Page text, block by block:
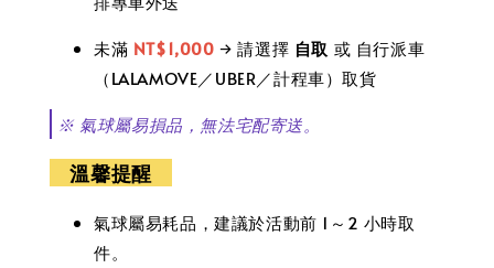
未滿 NT$1,000 → 請選擇 自取 或 自行派車
（LALAMOVE／UBER／計程車）取貨
※ 氣球屬易損品，無法宅配寄送。
溫馨提醒
氣球屬易耗品，建議於活動前 1～2 小時取
件。